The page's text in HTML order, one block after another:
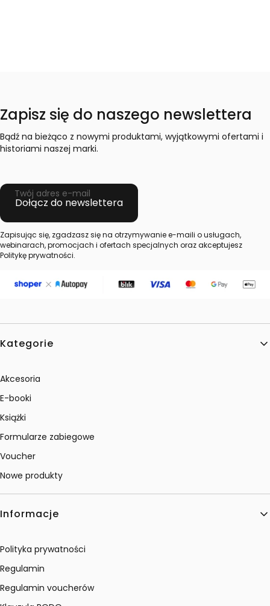
Zapisz się do naszego newslettera
Bądź na bieżąco z nowymi produktami, wyjątkowymi ofertami i
historiami naszej marki.
Twój adres e-mail
Dołącz do newslettera
Zapisując się, zgadzasz się na otrzymywanie e-maili o usługach,
webinarach, promocjach i ofertach specjalnych oraz akceptujesz
Politykę prywatności.
Linki w stopce
Kategorie
Akcesoria
E-booki
Książki
Formularze zabiegowe
Voucher
Nowe produkty
Informacje
Polityka prywatności
Regulamin
Regulamin voucherów